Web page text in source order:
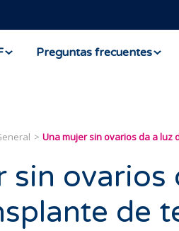
Preguntas frecuentes
Una mujer sin ovarios da a luz
sin ovarios
de